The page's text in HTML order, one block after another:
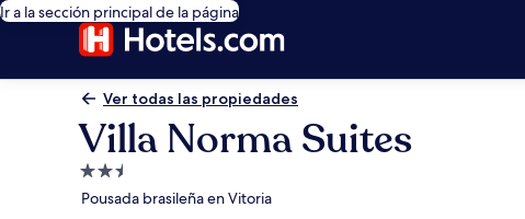
Ir a la sección principal de la página
Ver todas las propiedades
Villa Norma Suites
Propiedad
de
Pousada brasileña en Vitoria